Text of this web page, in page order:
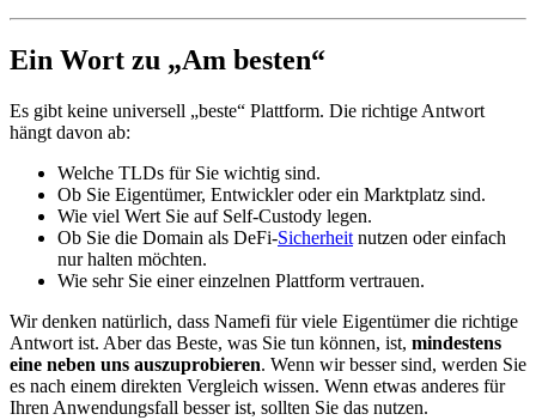
Ein Wort zu „Am besten“
Es gibt keine universell „beste“ Plattform. Die richtige Antwort
hängt davon ab:
Welche TLDs für Sie wichtig sind.
Ob Sie Eigentümer, Entwickler oder ein Marktplatz sind.
Wie viel Wert Sie auf Self-Custody legen.
Ob Sie die Domain als DeFi-Sicherheit nutzen oder einfach
nur halten möchten.
Wie sehr Sie einer einzelnen Plattform vertrauen.
Wir denken natürlich, dass Namefi für viele Eigentümer die richtige
Antwort ist. Aber das Beste, was Sie tun können, ist, mindestens
eine neben uns auszuprobieren. Wenn wir besser sind, werden Sie
es nach einem direkten Vergleich wissen. Wenn etwas anderes für
Ihren Anwendungsfall besser ist, sollten Sie das nutzen.